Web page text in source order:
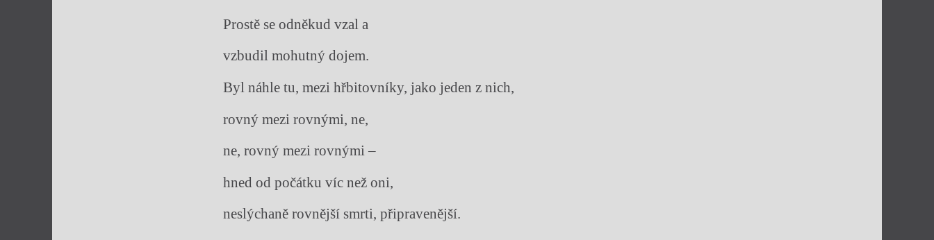
Prostě se odněkud vzal a
vzbudil mohutný dojem.
Byl náhle tu, mezi hřbitovníky, jako jeden z nich,
rovný mezi rovnými, ne,
ne, rovný mezi rovnými –
hned od počátku víc než oni,
neslýchaně rovnější smrti, připravenější.